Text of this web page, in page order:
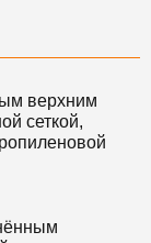
верхним
сеткой,